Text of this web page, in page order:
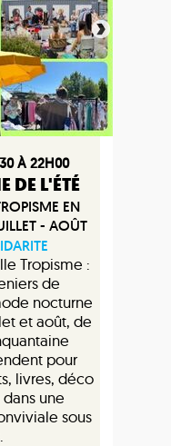
À 22H00
DE L'ÉTÉ
EN
- AOÛT
Tropisme :
de
nocturne
et août, de
pour
livres, déco
une
sous